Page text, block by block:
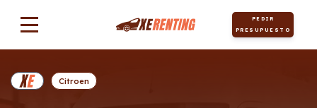
PEDIR
PRESUPUESTO
Citroen